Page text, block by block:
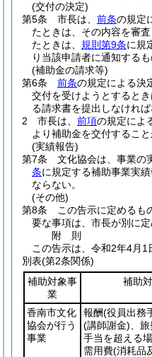
(交付の決定)
第5条
市長は、 前条の規定
たときは、その内容を審
たときは、 規則第9条に規
り当該申請者に通知するも
(補助金の請求等)
第6条
前条の規定による決
交付を受けようとするとき
る請求書を提出しなければ
2
市長は、 前項の規定によ
より補助金を交付すること
(実績報告)
第7条
文化協会は、事業の
条に規定する補助事業実
ならない。
(その他)
第8条
この告示に定めるも
要な事項は、市長が別に定
附 則
この告示は、令和2年4月1
別表(第2条関係)
補助対象事
業
補助
香南市文化
協会が行う
事業
報酬(役員出務
(講師謝金) 、
手当を超える
需用費(消耗品